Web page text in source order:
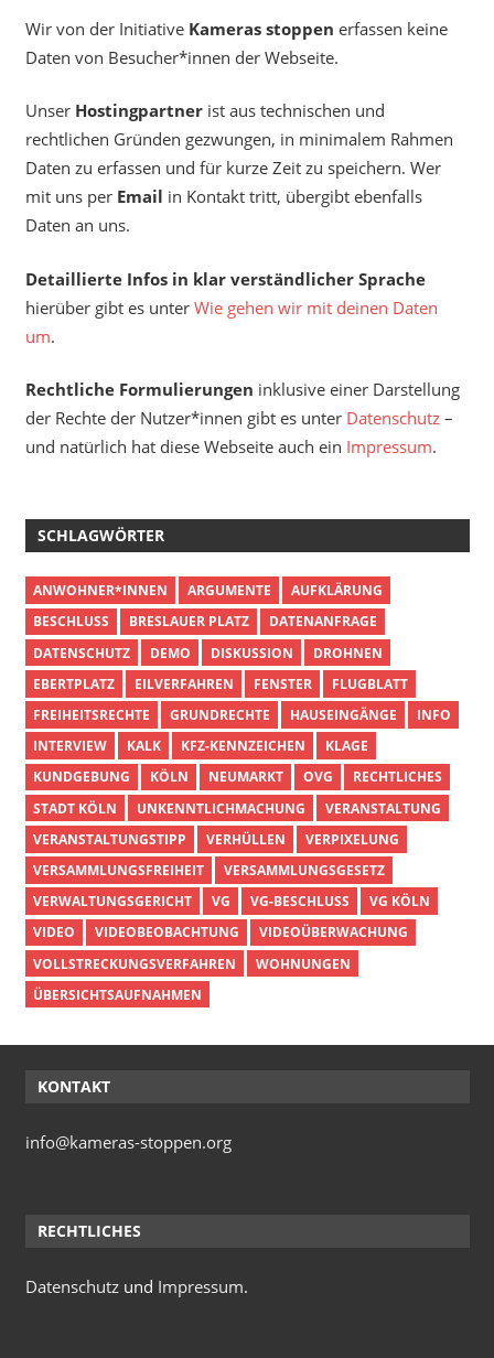
Wir von der Initiative Kameras stoppen erfassen keine
Daten von Besucher*innen der Webseite.
Unser Hostingpartnerist aus technischen und
rechtlichen Gründen gezwungen, in minimalem Rahmen
Daten zu erfassen und für kurze Zeit zu speichern. Wer
mit uns per Email in Kontakt tritt, übergibt ebenfalls
Daten an uns.
Detaillierte Infos in klar verständlicher Sprache
hierüber gibt es unter Wie gehen wir mit deinen Daten
um.
Rechtliche Formulierungen inklusive einer Darstellung
der Rechte der Nutzer*innen gibt es unter Datenschutz–
und natürlich hat diese Webseite auch ein Impressum.
SCHLAGWÖRTER
ANWOHNER*INNEN ARGUMENTE
AUFKLÄRUNG
BESCHLUSS
BRESLAUER PLATZ
DATENANFRAGE
DATENSCHUTZ
DEMO DISKUSSION
DROHNEN
EBERTPLATZ
EILVERFAHREN FENSTER
FLUGBLATT
FREIHEITSRECHTE
GRUNDRECHTE HAUSEINGÄNGE
INFO
INTERVIEW
KALK KFZ-KENNZEICHEN
KLAGE
KUNDGEBUNG
KÖLN NEUMARKT OVG
RECHTLICHES
STADT KÖLN
UNKENNTLICHMACHUNG
VERANSTALTUNG
VERANSTALTUNGSTIPP
VERHÜLLEN
VERPIXELUNG
VERSAMMLUNGSFREIHEIT
VERSAMMLUNGSGESETZ
VERWALTUNGSGERICHT
VG VG-BESCHLUSS
VG KÖLN
VIDEO
VIDEOBEOBACHTUNG
VIDEOÜBERWACHUNG
VOLLSTRECKUNGSVERFAHREN
WOHNUNGEN
ÜBERSICHTSAUFNAHMEN
KONTAKT
info@kameras-stoppen.org
RECHTLICHES
Datenschutzund Impressum.